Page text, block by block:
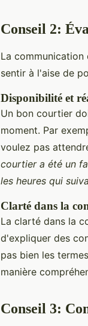
Conseil 2:
La
sentir à l'aise de
Disponibilité et
Un bon courtier
moment. Par
voulez pas
courtier a été un
les heures qui
Clarté dans la
La clarté dans la
d'expliquer des
pas bien les
manière
Conseil 3: